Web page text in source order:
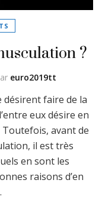
?
euro2019tt
désirent faire de la
eux désire en
avant de
il est très
en sont les
raisons d’en